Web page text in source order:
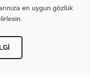
en uygun gözlük